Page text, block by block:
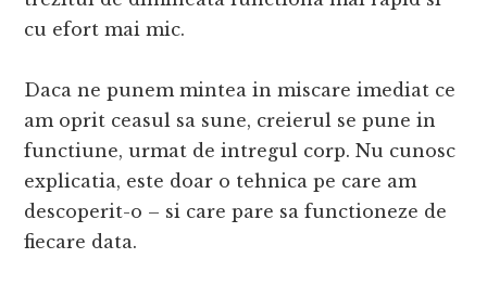
cu efort mai mic.
Daca ne punem mintea in miscare imediat ce
am oprit ceasul sa sune, creierul se pune in
functiune, urmat de intregul corp. Nu cunosc
explicatia, este doar o tehnica pe care am
descoperit-o – si care pare sa functioneze de
fiecare data.